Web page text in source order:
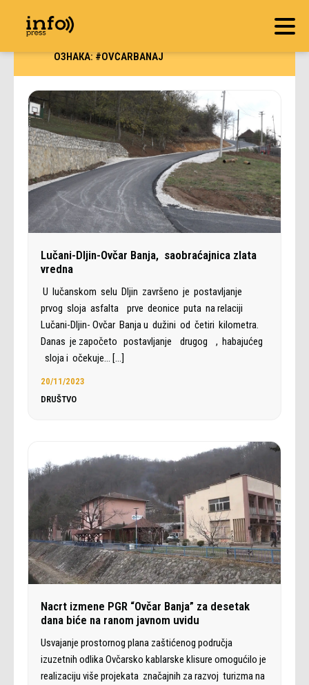
ОЗНАКА:#OVČARBANAJ
Lučani-Dljin-Ovčar Banja, saobraćajnica zlata
vredna
U lučanskom selu Dljin završeno je postavljanje
prvog sloja asfalta prve deonice puta na relaciji
Lučani-Dljin- Ovčar Banja u dužini od četiri kilometra.
Danas je započeto postavljanje drugog , habajućeg
sloja i očekuje… […]
20/11/2023
DRUŠTVO
Nacrt izmene PGR “Ovčar Banja” za desetak
dana biće na ranom javnom uvidu
Usvajanje prostornog plana zaštićenog područja
izuzetnih odlika Ovčarsko kablarske klisure omogućilo je
realizaciju više projekata značajnih za razvoj turizma na